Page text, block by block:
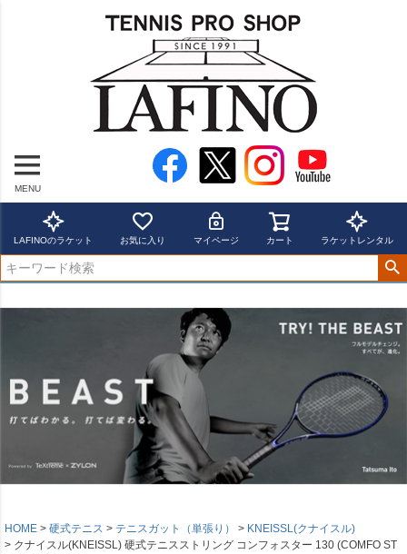
MENU
LAFINOのラケット お気に入り マイページ カート ラケットレンタル
HOME 硬式テニス テニスガット（単張り）
KNEISSL(クナイスル)
クナイスル(KNEISSL) 硬式テニスストリング コンフォスター 130 (COMFO ST